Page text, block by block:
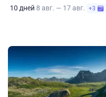
10 дней 8 авг. — 17 авг. +3